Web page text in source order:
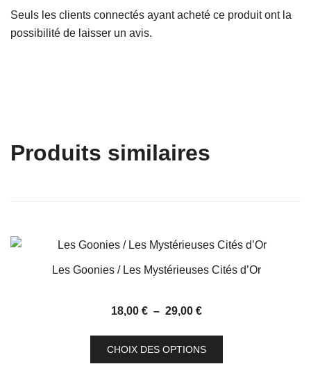
Seuls les clients connectés ayant acheté ce produit ont la
possibilité de laisser un avis.
Produits similaires
Les Goonies / Les Mystérieuses Cités d’Or
18,00 € – 29,00 €Plage
prix :
18,00 €
CHOIX DES OPTIONS
Ce